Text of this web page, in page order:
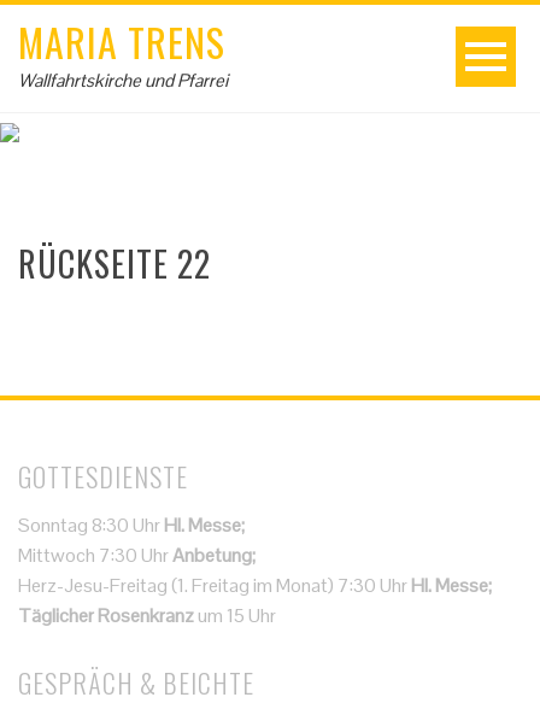
MARIA TRENS
Wallfahrtskirche und Pfarrei
RÜCKSEITE 22
GOTTESDIENSTE
Sonntag 8:30 UhrHl. Messe;
Mittwoch 7:30 UhrAnbetung;
Herz-Jesu-Freitag (1. Freitag im Monat) 7:30 UhrHl. Messe;
Täglicher Rosenkranzum 15 Uhr
GESPRÄCH & BEICHTE